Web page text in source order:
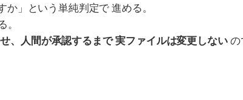
」という単純判定で 進める。
、人間が承認するまで 実ファイルは変更しないの